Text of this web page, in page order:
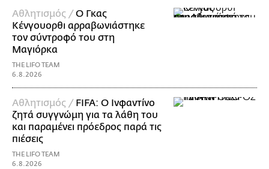
Αθλητισμός / Ο Γκας
Κένγουορθι αρραβωνιάστηκε
τον σύντροφό του στη
Μαγιόρκα
THE LIFO TEAM
6.8.2026
Αθλητισμός / FIFA: Ο Ινφαντίνο
ζητά συγγνώμη για τα λάθη του
και παραμένει πρόεδρος παρά τις
πιέσεις
THE LIFO TEAM
6.8.2026